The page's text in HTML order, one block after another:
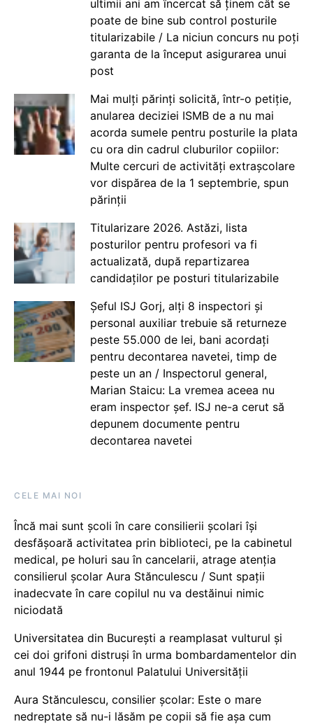
ultimii ani am încercat să ținem cât se
poate de bine sub control posturile
titularizabile / La niciun concurs nu poți
garanta de la început asigurarea unui
post
Mai mulți părinți solicită, într-o petiție,
anularea deciziei ISMB de a nu mai
acorda sumele pentru posturile la plata
cu ora din cadrul cluburilor copiilor:
Multe cercuri de activități extrașcolare
vor dispărea de la 1 septembrie, spun
părinții
Titularizare 2026. Astăzi, lista
posturilor pentru profesori va fi
actualizată, după repartizarea
candidaților pe posturi titularizabile
Șeful ISJ Gorj, alți 8 inspectori și
personal auxiliar trebuie să returneze
peste 55.000 de lei, bani acordați
pentru decontarea navetei, timp de
peste un an / Inspectorul general,
Marian Staicu: La vremea aceea nu
eram inspector șef. ISJ ne-a cerut să
depunem documente pentru
decontarea navetei
CELE MAI NOI
Încă mai sunt școli în care consilierii școlari își
desfășoară activitatea prin biblioteci, pe la cabinetul
medical, pe holuri sau în cancelarii, atrage atenția
consilierul școlar Aura Stănculescu / Sunt spații
inadecvate în care copilul nu va destăinui nimic
niciodată
Universitatea din București a reamplasat vulturul și
cei doi grifoni distruși în urma bombardamentelor din
anul 1944 pe frontonul Palatului Universității
Aura Stănculescu, consilier școlar: Este o mare
nedreptate să nu-i lăsăm pe copii să fie așa cum